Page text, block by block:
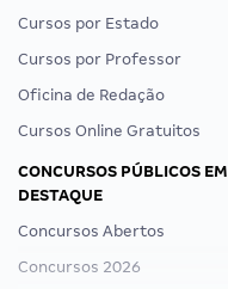
Cursos por Estado
Cursos por Professor
Oficina de Redação
Cursos Online Gratuitos
CONCURSOS PÚBLICOS EM
DESTAQUE
Concursos Abertos
Concursos 2026